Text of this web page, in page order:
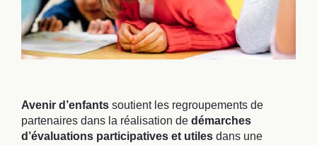
Avenir d’enfants soutient les regroupements de
partenaires dans la réalisation de démarches
d’évaluations participatives et utiles dans une